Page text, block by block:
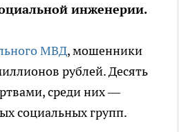
инженерии.
МВД, мошенники
рублей. Десять
среди них —
социальных групп.